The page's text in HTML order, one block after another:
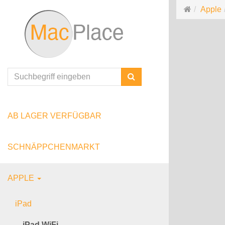
AB LAGER VERFÜGBAR
SCHNÄPPCHENMARKT
APPLE
iPad
Startseite
Apple